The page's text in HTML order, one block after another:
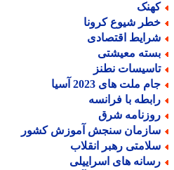
شیوع کرونا
اقتصادی
معیشتی
نطنز
ملت های 2023 آسیا
با فرانسه
شرق
سنجش آموزش کشور
رهبر انقلاب
های اسراییلی